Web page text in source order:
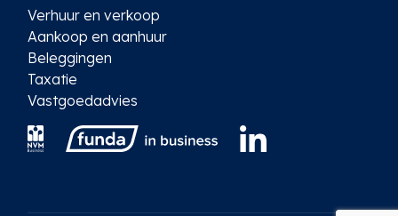
Verhuur en verkoop
Aankoop en aanhuur
Beleggingen
Taxatie
Vastgoedadvies